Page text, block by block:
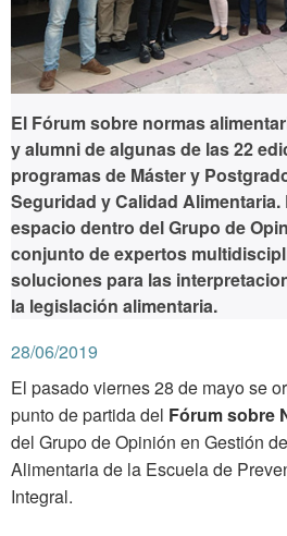
El Fórum sobre normas
y alumni de algunas de las 22
programas de Máster y
Seguridad y Calidad
espacio dentro del Grupo de
conjunto de expertos
soluciones para las
la legislación alimentaria.
28/06/2019
El pasado viernes 28 de mayo se
punto de partida del Fórum sobre
del Grupo de Opinión en Gestión
Alimentaria de la Escuela de
Integral.